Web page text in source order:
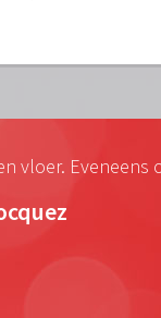
vloer. Eveneens